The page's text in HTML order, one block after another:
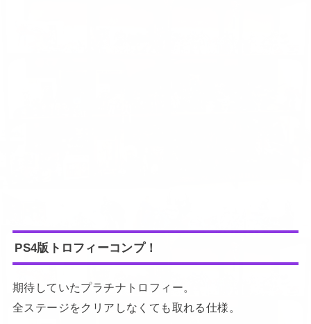
PS4版トロフィーコンプ！
期待していたプラチナトロフィー。
全ステージをクリアしなくても取れる仕様。